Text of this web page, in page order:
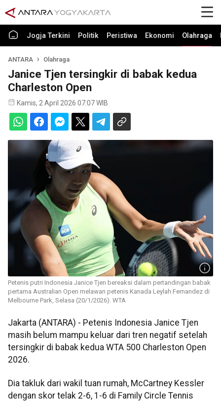
Jogja Terkini Politik Peristiwa Ekonomi Olahraga
ANTARA Olahraga
Janice Tjen tersingkir di babak kedua
Charleston Open
Kamis, 2 April 2026 07:07 WIB
Petenis putri Indonesia Janice Tjen bereaksi dalam pertandingan babak
pertama Australian Open melawan petenis Kanada Leylah Fernandez di
Melbourne Park, Selasa (20/1/2026). WTA
Jakarta (ANTARA) - Petenis Indonesia Janice Tjen
masih belum mampu keluar dari tren negatif setelah
tersingkir di babak kedua WTA 500 Charleston Open
2026.
Dia takluk dari wakil tuan rumah, McCartney Kessler
dengan skor telak 2-6, 1-6 di Family Circle Tennis